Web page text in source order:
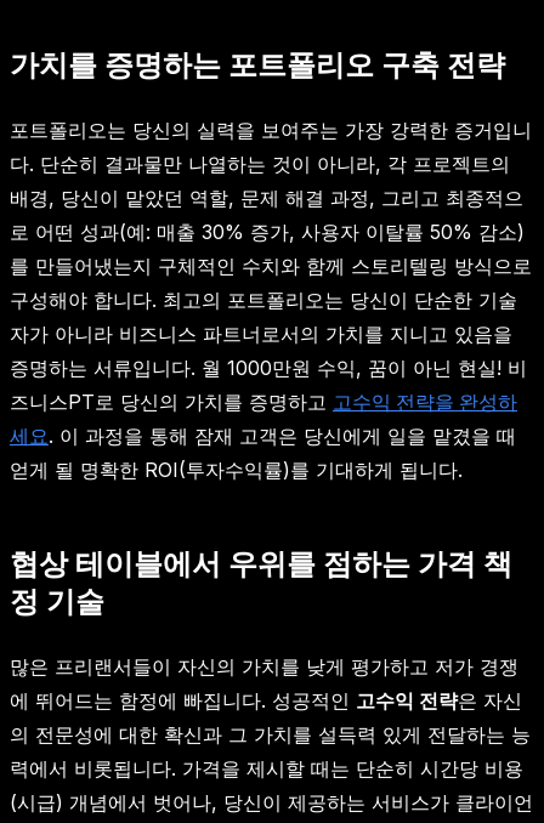
가치를 증명하는 포트폴리오 구축 전략
포트폴리오는 당신의 실력을 보여주는 가장 강력한 증거입니
다. 단순히 결과물만 나열하는 것이 아니라, 각 프로젝트의
배경, 당신이 맡았던 역할, 문제 해결 과정, 그리고 최종적으
로 어떤 성과(예: 매출 30% 증가, 사용자 이탈률 50% 감소)
를 만들어냈는지 구체적인 수치와 함께 스토리텔링 방식으로
구성해야 합니다. 최고의 포트폴리오는 당신이 단순한 기술
자가 아니라 비즈니스 파트너로서의 가치를 지니고 있음을
증명하는 서류입니다. 월 1000만원 수익, 꿈이 아닌 현실! 비
즈니스PT로 당신의 가치를 증명하고 고수익 전략을 완성하
세요. 이 과정을 통해 잠재 고객은 당신에게 일을 맡겼을 때
얻게 될 명확한 ROI(투자수익률)를 기대하게 됩니다.
협상 테이블에서 우위를 점하는 가격 책
정 기술
많은 프리랜서들이 자신의 가치를 낮게 평가하고 저가 경쟁
에 뛰어드는 함정에 빠집니다. 성공적인 고수익 전략은 자신
의 전문성에 대한 확신과 그 가치를 설득력 있게 전달하는 능
력에서 비롯됩니다. 가격을 제시할 때는 단순히 시간당 비용
(시급) 개념에서 벗어나, 당신이 제공하는 서비스가 클라이언